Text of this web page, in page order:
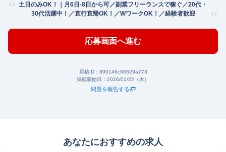
土日のみOK！｜月6日-8日から可／副業フリーランスで稼ぐ／20代・
30代活躍中！／直行直帰OK！／WワークOK！／経験者歓迎
応募画面へ進む
原稿ID： 890146c96529a773
掲載開始日： 2026/01/22（木）
問題を報告する
あなたにおすすめの求人